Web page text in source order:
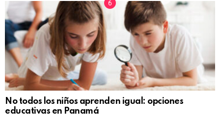
No todos los niños aprenden igual: opciones
educativas en Panamá